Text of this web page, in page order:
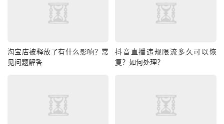
淘宝店被释放了有什么影响？常
见问题解答
抖音直播违规限流多久可以恢
复？如何处理？